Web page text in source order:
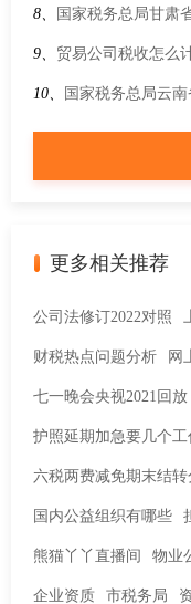
8、 国家税务总局甘肃
理增值税一般纳税人登
9、 贸易公司税收怎么
10、 国家税务总局云
年第5期（下半月）
更多相关推荐
公司法修订2022对照
财税热点问题分析 网
七一晚会央视2021回放
护照延期加急要几个工
六税两费减免期末结转
国内公益组织有哪些
熊猫丫丫直播间 物业
企业资质 市税务局